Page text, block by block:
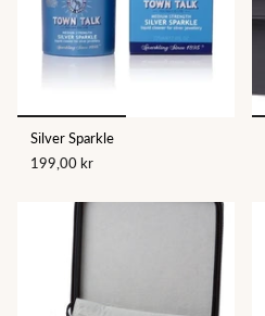
Silver Sparkle
199,00 kr